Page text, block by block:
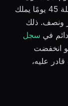
فترة استمررت عليها. قارئ لديه أطول سلسلة 45 يومًا يملك
ونصف. ذلك
في سجل
انخفضت
عليه،